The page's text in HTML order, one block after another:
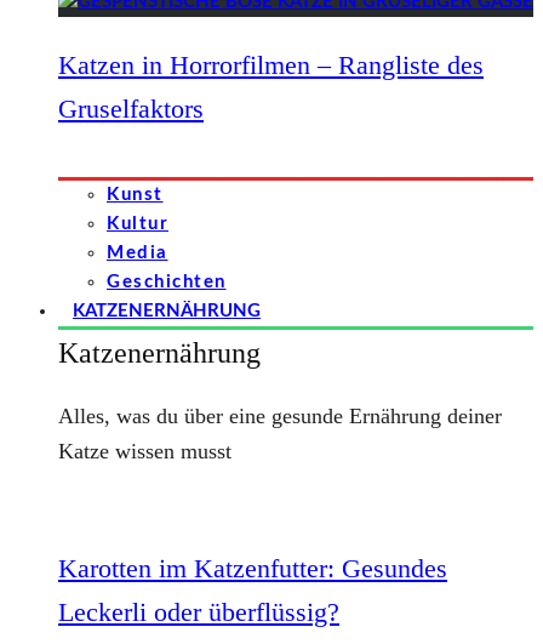
Katzen in Horrorfilmen – Rangliste des
Gruselfaktors
Kunst
Kultur
Media
Geschichten
KATZENERNÄHRUNG
Katzenernährung
Alles, was du über eine gesunde Ernährung deiner
Katze wissen musst
Karotten im Katzenfutter: Gesundes
Leckerli oder überflüssig?